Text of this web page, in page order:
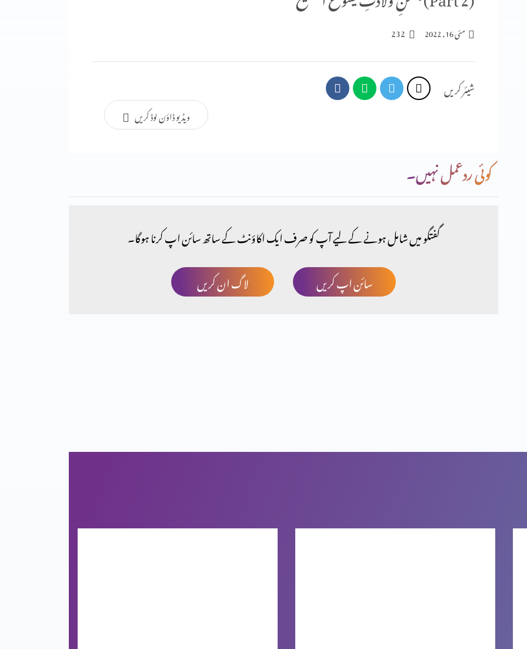
مئی 16, 2022 232
شیئر کریں
ویڈیو ڈاؤن لوڈ کریں
کوئی ردعمل نہیں۔
گفتگو میں شامل ہونے کے لیے آپ کو صرف ایک اکاؤنٹ کے ساتھ سائن اپ کرنا ہوگا۔
لاگ ان کریں
سائن اپ کریں